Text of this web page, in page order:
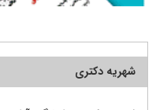
شهریه دکتری